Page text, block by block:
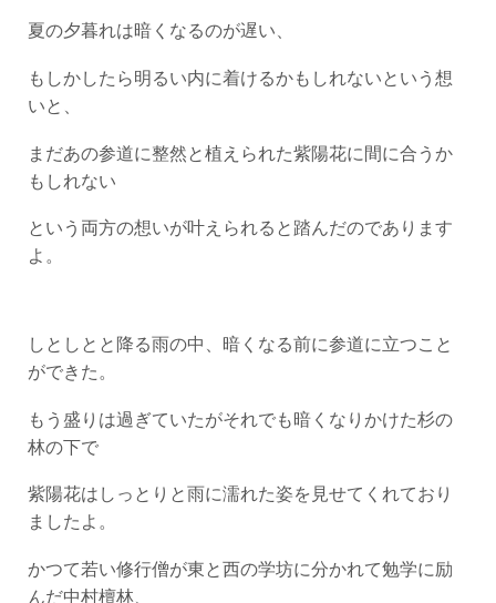
夏の夕暮れは暗くなるのが遅い、
もしかしたら明るい内に着けるかもしれないという想
いと、
まだあの参道に整然と植えられた紫陽花に間に合うか
もしれない
という両方の想いが叶えられると踏んだのであります
よ。
しとしとと降る雨の中、暗くなる前に参道に立つこと
ができた。
もう盛りは過ぎていたがそれでも暗くなりかけた杉の
林の下で
紫陽花はしっとりと雨に濡れた姿を見せてくれており
ましたよ。
かつて若い修行僧が東と西の学坊に分かれて勉学に励
んだ中村檀林、